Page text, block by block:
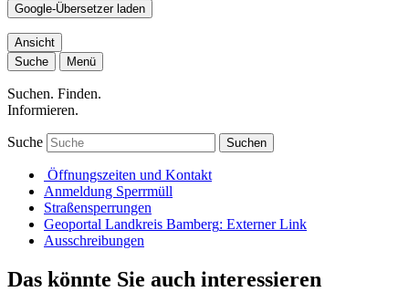
Google-Übersetzer laden
Ansicht
Suche
Menü
Suchen. Finden.
Informieren.
Suche Suchen
Öffnungszeiten und Kontakt
Anmeldung Sperrmüll
Straßensperrungen
Geoportal Landkreis Bamberg: Externer Link
Ausschreibungen
Das könnte Sie auch interessieren